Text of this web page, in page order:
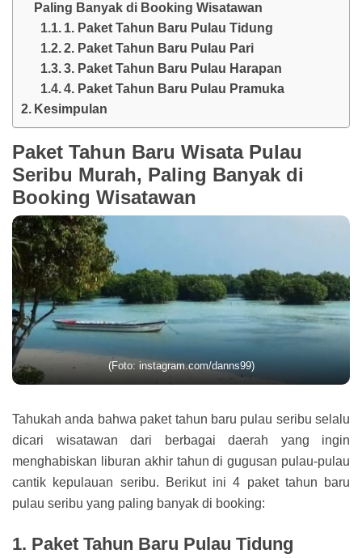
Paling Banyak di Booking Wisatawan
1. Paket Tahun Baru Pulau Tidung
2. Paket Tahun Baru Pulau Pari
3. Paket Tahun Baru Pulau Harapan
4. Paket Tahun Baru Pulau Pramuka
Kesimpulan
Paket Tahun Baru Wisata Pulau
Seribu Murah, Paling Banyak di
Booking Wisatawan
(Foto: instagram.com/danns99)
Tahukah anda bahwa paket tahun baru pulau seribu selalu
dicari wisatawan dari berbagai daerah yang ingin
menghabiskan liburan akhir tahun di gugusan pulau-pulau
cantik kepulauan seribu. Berikut ini 4 paket tahun baru
pulau seribu yang paling banyak di booking:
1. Paket Tahun Baru Pulau Tidung